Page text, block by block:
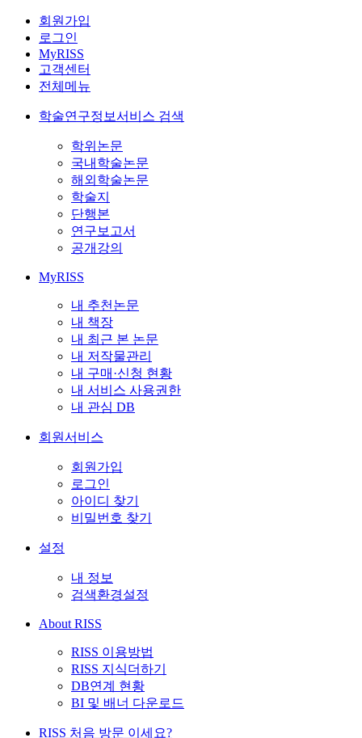
회원가입
로그인
MyRISS
고객센터
전체메뉴
학술연구정보서비스 검색
학위논문
국내학술논문
해외학술논문
학술지
단행본
연구보고서
공개강의
MyRISS
내 추천논문
내 책장
내 최근 본 논문
내 저작물관리
내 구매·신청 현황
내 서비스 사용권한
내 관심 DB
회원서비스
회원가입
로그인
아이디 찾기
비밀번호 찾기
설정
내 정보
검색환경설정
About RISS
RISS 이용방법
RISS 지식더하기
DB연계 현황
BI 및 배너 다운로드
RISS 처음 방문 이세요?